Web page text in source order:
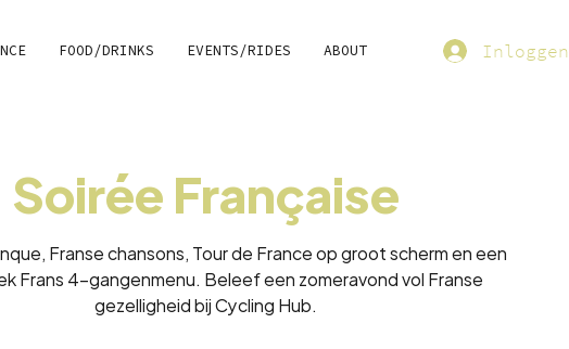
FOOD/DRINKS EVENTS/RIDES ABOUT Inloggen
Soirée Française
Franse chansons, Tour de France op groot scherm en een
Frans 4-gangenmenu. Beleef een zomeravond vol Franse
gezelligheid bij Cycling Hub.